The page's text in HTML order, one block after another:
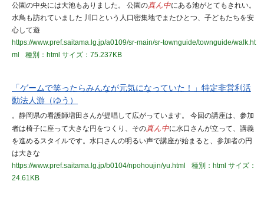
公園の中央には大池もありました。 公園の真ん中にある池がとてもきれい。
水鳥も訪れていました 川口という人口密集地でまたひとつ、子どもたちを安
心して遊
https://www.pref.saitama.lg.jp/a0109/sr-main/sr-townguide/townguide/walk.ht
ml
種別：html サイズ：75.237KB
「ゲームで笑ったらみんなが元気になっていた！」特定非営利活
動法人游（ゆう）
。静岡県の看護師増田さんが提唱して広がっています。 今回の講座は、参加
者は椅子に座って大きな円をつくり、その真ん中に水口さんが立って、講義
を進めるスタイルです。水口さんの明るい声で講座が始まると、参加者の円
は大きな
https://www.pref.saitama.lg.jp/b0104/npohoujin/yu.html
種別：html サイズ：
24.61KB